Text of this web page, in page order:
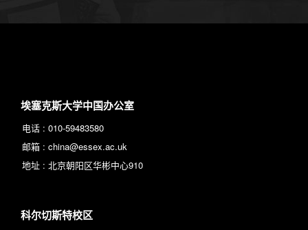
埃塞克斯大学中国办公室
电话 : 010-59483580
邮箱 : china@essex.ac.uk
地址 : 北京朝阳区华彬中心910
科尔切斯特校区